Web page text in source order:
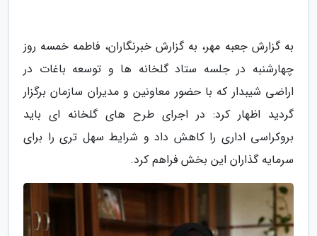
به گزارش جعبه مهر، به گزارش خبرنگاران، فاطمه خمسه روز
چهارشنبه در جلسه ستاد گلخانه ها و توسعه باغات در
اراضی شیبدار که با حضور معاونین و مدیران سازمان برگزار
گردید اظهار کرد: در اجرای طرح های گلخانه ای باید
بروکراسی اداری را کاهش داد و شرایط سهل تری را برای
سرمایه گذاران این بخش فراهم کرد.